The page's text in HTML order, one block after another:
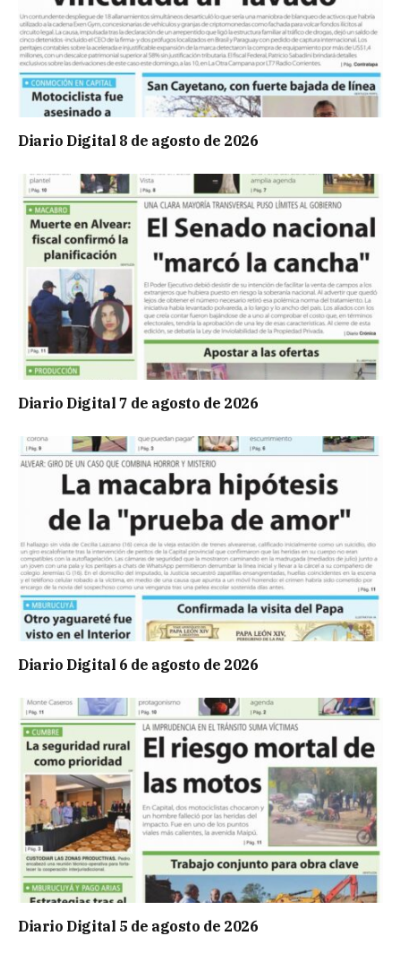
Diario Digital 8 de agosto de 2026
Diario Digital 7 de agosto de 2026
Diario Digital 6 de agosto de 2026
Diario Digital 5 de agosto de 2026